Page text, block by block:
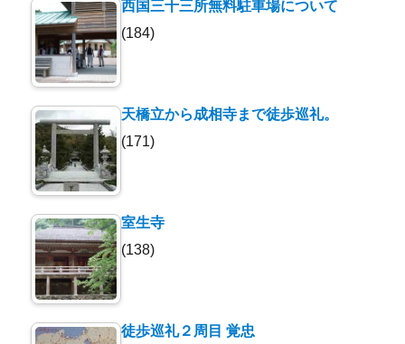
西国三十三所無料駐車場について
(184)
天橋立から成相寺まで徒歩巡礼。
(171)
室生寺
(138)
徒歩巡礼２周目 覚忠